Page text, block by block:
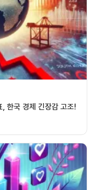
한국 경제 긴장감 고조!